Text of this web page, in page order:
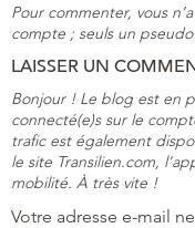
Pour commenter, vous
compte ; seuls un
LAISSER UN
Bonjour ! Le blog est en
connecté(e)s sur le
trafic est également
le site Transilien.com,
mobilité. À très vite !
Votre adresse e-mail